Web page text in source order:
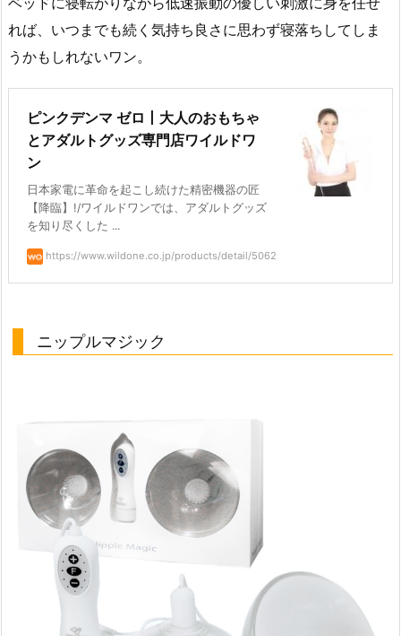
れば、いつまでも続く気持ち良さに思わず寝落ちしてしま
うかもしれないワン。
ピンクデンマ ゼロ丨大人のおもちゃ
とアダルトグッズ専門店ワイルドワ
ン
日本家電に革命を起こし続けた精密機器の匠
【降臨】!/ワイルドワンでは、アダルトグッズ
を知り尽くした ...
https://www.wildone.co.jp/products/detail/5062
ニップルマジック